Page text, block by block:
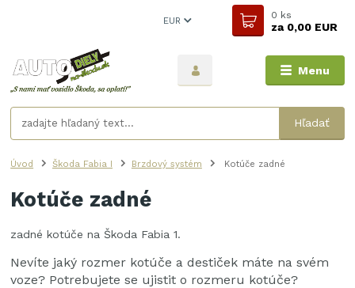
Menu
EUR
Hľadať
0 ks
za0,00 EUR
Úvod Škoda Fabia I Brzdový systém Kotúče zadné
Kotúče zadné
zadné kotúče na Škoda Fabia 1.
Nevíte jaký rozmer kotúče a destiček máte na svém
voze? Potrebujete se ujistit o rozmeru kotúče?